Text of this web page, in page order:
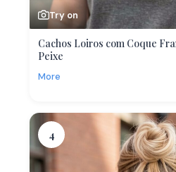
Try on
Cachos Loiros com Coque
Peixe
More
4